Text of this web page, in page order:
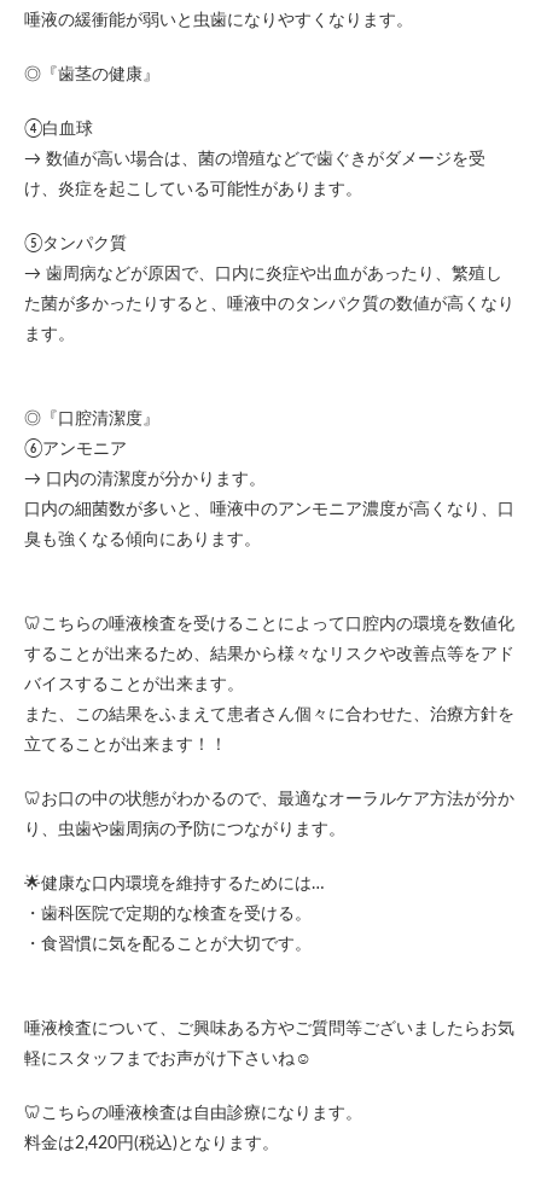
唾液の緩衝能が弱いと虫歯になりやすくなります。
◎『歯茎の健康』
④白血球
→ 数値が高い場合は、菌の増殖などで歯ぐきがダメージを受
け、炎症を起こしている可能性があります。
⑤タンパク質
→ 歯周病などが原因で、口内に炎症や出血があったり、繁殖し
た菌が多かったりすると、唾液中のタンパク質の数値が高くなり
ます。
◎『口腔清潔度』
⑥アンモニア
→ 口内の清潔度が分かります。
口内の細菌数が多いと、唾液中のアンモニア濃度が高くなり、口
臭も強くなる傾向にあります。
🦷こちらの唾液検査を受けることによって口腔内の環境を数値化
することが出来るため、結果から様々なリスクや改善点等をアド
バイスすることが出来ます。
また、この結果をふまえて患者さん個々に合わせた、治療方針を
立てることが出来ます！！
🦷お口の中の状態がわかるので、最適なオーラルケア方法が分か
り、虫歯や歯周病の予防につながります。
🌟健康な口内環境を維持するためには…
・歯科医院で定期的な検査を受ける。
・食習慣に気を配ることが大切です。
唾液検査について、ご興味ある方やご質問等ございましたらお気
軽にスタッフまでお声がけ下さいね☺️
🦷こちらの唾液検査は自由診療になります。
料金は2,420円(税込)となります。